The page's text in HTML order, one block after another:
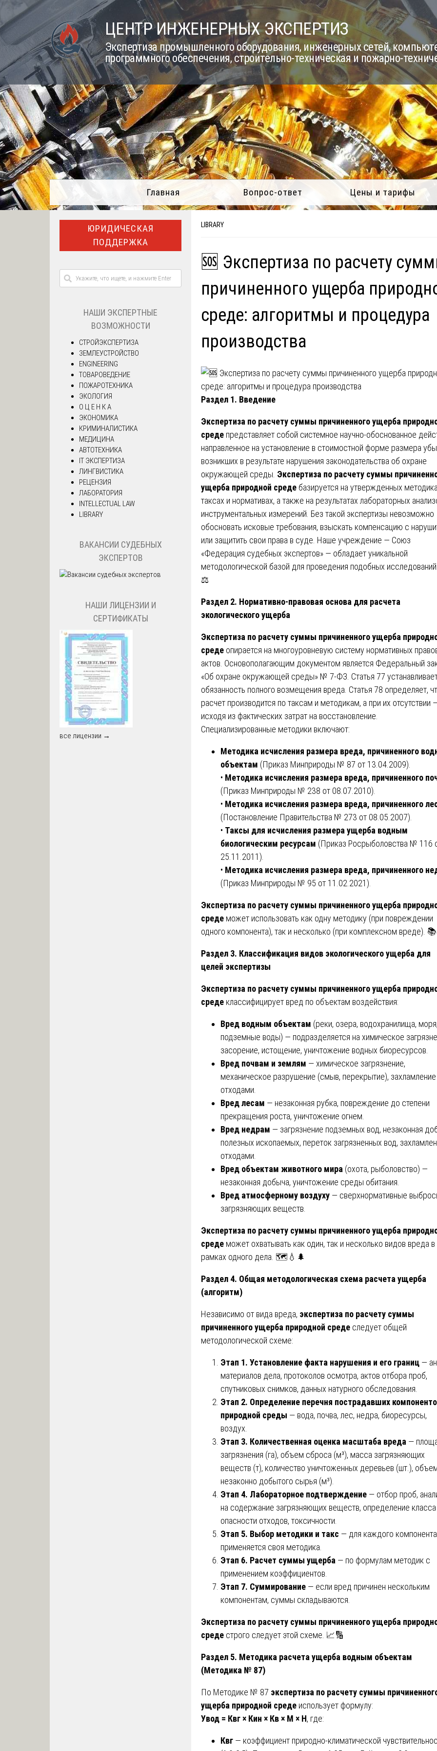
Skip
to
content
ЦЕНТР ИНЖЕНЕРНЫХ ЭКСПЕРТИЗ
Экспертиза промышленного оборудования, инженерных сетей,
программного обеспечения, строительно-техническая и пожарно-
Главная Вопрос-ответ Цены и тарифы
LIBRARY
🆘 Экспертиза по расчету
причиненного ущерба
среде: алгоритмы и процедура
производства
Раздел 1. Введение
Экспертиза по расчету суммы причиненного ущерба
среде представляет собой системное научно-обоснованное
направленное на установление в стоимостной форме размера
возникших в результате нарушения законодательства об охране
окружающей среды. Экспертиза по расчету суммы
ущерба природной среде базируется на утвержденных
таксах и нормативах, а также на результатах лабораторных
инструментальных измерений. Без такой экспертизы невозможно
обосновать исковые требования, взыскать компенсацию с
или защитить свои права в суде. Наше учреждение — Союз
«Федерация судебных экспертов» — обладает уникальной
методологической базой для проведения подобных
⚖️
Раздел 2. Нормативно-правовая основа для расчета
экологического ущерба
Экспертиза по расчету суммы причиненного ущерба
среде опирается на многоуровневую систему нормативных
актов. Основополагающим документом является Федеральный
«Об охране окружающей среды» № 7-ФЗ. Статья 77
обязанность полного возмещения вреда. Статья 78 определяет,
расчет производится по таксам и методикам, а при их отсутствии
исходя из фактических затрат на восстановление.
Специализированные методики включают:
Методика исчисления размера вреда, причиненного
объектам (Приказ Минприроды № 87 от 13.04.2009).
• Методика исчисления размера вреда, причиненного
(Приказ Минприроды № 238 от 08.07.2010).
• Методика исчисления размера вреда, причиненного
(Постановление Правительства № 273 от 08.05.2007).
• Таксы для исчисления размера ущерба водным
биологическим ресурсам (Приказ Росрыболовства № 116
25.11.2011).
• Методика исчисления размера вреда, причиненного
(Приказ Минприроды № 95 от 11.02.2021).
Экспертиза по расчету суммы причиненного ущерба
среде может использовать как одну методику (при повреждении
одного компонента), так и несколько (при комплексном вреде).
Раздел 3. Классификация видов экологического ущерба для
целей экспертизы
Экспертиза по расчету суммы причиненного ущерба
среде классифицирует вред по объектам воздействия:
Вред водным объектам (реки, озера, водохранилища, моря,
подземные воды) — подразделяется на химическое
засорение, истощение, уничтожение водных биоресурсов.
Вред почвам и землям — химическое загрязнение,
механическое разрушение (смыв, перекрытие), захламление
отходами.
Вред лесам — незаконная рубка, повреждение до степени
прекращения роста, уничтожение огнем.
Вред недрам — загрязнение подземных вод, незаконная
полезных ископаемых, переток загрязненных вод,
отходами.
Вред объектам животного мира (охота, рыболовство) —
незаконная добыча, уничтожение среды обитания.
Вред атмосферному воздуху — сверхнормативные
загрязняющих веществ.
Экспертиза по расчету суммы причиненного ущерба
среде может охватывать как один, так и несколько видов вреда в
рамках одного дела. 🗺️💧🌲
Раздел 4. Общая методологическая схема расчета ущерба
(алгоритм)
Независимо от вида вреда, экспертиза по расчету суммы
причиненного ущерба природной среде следует общей
методологической схеме:
Этап 1. Установление факта нарушения и его границ —
материалов дела, протоколов осмотра, актов отбора проб,
спутниковых снимков, данных натурного обследования.
Этап 2. Определение перечня пострадавших
природной среды — вода, почва, лес, недра, биоресурсы,
воздух.
Этап 3. Количественная оценка масштаба вреда —
загрязнения (га), объем сброса (м³), масса загрязняющих
веществ (т), количество уничтоженных деревьев (шт.),
незаконно добытого сырья (м³).
Этап 4. Лабораторное подтверждение — отбор проб,
на содержание загрязняющих веществ, определение класса
опасности отходов, токсичности.
Этап 5. Выбор методики и такс — для каждого компонента
применяется своя методика.
Этап 6. Расчет суммы ущерба — по формулам методик с
применением коэффициентов.
Этап 7. Суммирование — если вред причинен нескольким
компонентам, суммы складываются.
Экспертиза по расчету суммы причиненного ущерба
среде строго следует этой схеме. 📈🔢
Раздел 5. Методика расчета ущерба водным объектам
(Методика № 87)
По Методике № 87 экспертиза по расчету суммы
ущерба природной среде использует формулу:
Увод = Квг × Кин × Кв × М × Н, где:
Квг — коэффициент природно-климатической
ЮРИДИЧЕСКАЯ
ПОДДЕРЖКА
НАШИ ЭКСПЕРТНЫЕ
ВОЗМОЖНОСТИ
СТРОЙЭКСПЕРТИЗА
ЗЕМЛЕУСТРОЙСТВО
ENGINEERING
ТОВАРОВЕДЕНИЕ
ПОЖАРОТЕХНИКА
ЭКОЛОГИЯ
О Ц Е Н К А
ЭКОНОМИКА
КРИМИНАЛИСТИКА
МЕДИЦИНА
АВТОТЕХНИКА
IT ЭКСПЕРТИЗА
ЛИНГВИСТИКА
РЕЦЕНЗИЯ
ЛАБОРАТОРИЯ
INTELLECTUAL LAW
LIBRARY
ВАКАНСИИ СУДЕБНЫХ
ЭКСПЕРТОВ
НАШИ ЛИЦЕНЗИИ И
СЕРТИФИКАТЫ
все лицензии →